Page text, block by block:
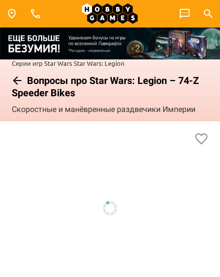
Серии игр Star WarsStar Wars: Legion
Вопросы про Star Wars: Legion – 74-Z
Speeder Bikes
Скоростные и манёвренные раздвечики Империи